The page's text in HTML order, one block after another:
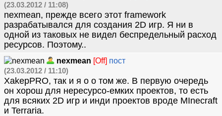
(23.03.2012 / 11:08)
nexmean, прежде всего этот framework
разрабатывался для создания 2D игр. Я ни в
одной из таковых не видел беспредельный расход
ресурсов. Поэтому..
nexmean [Off] пост
(23.03.2012 / 11:10)
XakepPRO, так и я о о том же. В первую очередь
он хорош для нересурсо-емких проектов, то есть
для всяких 2D игр и инди проектов вроде MInecraft
и Terraria.